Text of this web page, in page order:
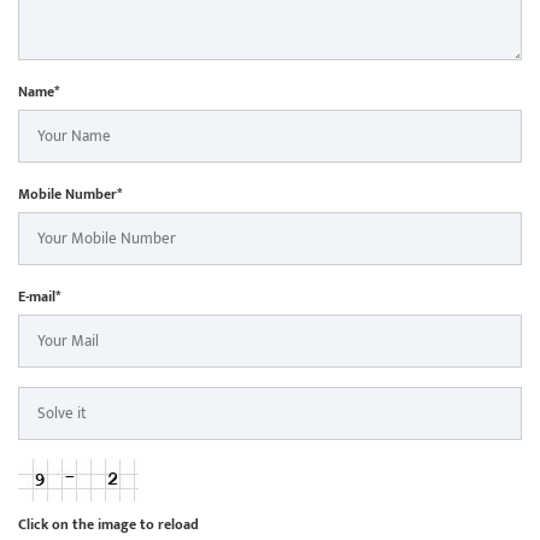
Name*
Mobile Number*
E-mail*
Click on the image to reload